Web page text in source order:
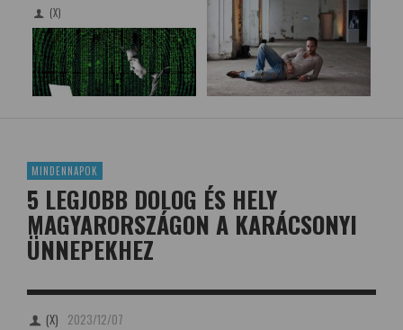
(X)
MINDENNAPOK
5 LEGJOBB DOLOG ÉS HELY
MAGYARORSZÁGON A KARÁCSONYI
ÜNNEPEKHEZ
(X) 2023/12/07